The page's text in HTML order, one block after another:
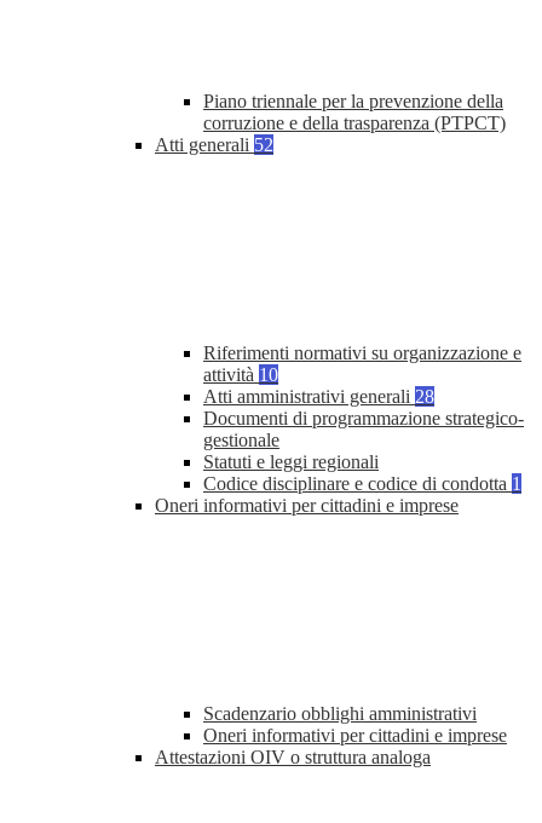
Piano triennale per la prevenzione della
corruzione e della trasparenza (PTPCT)
Atti generali 52
Riferimenti normativi su organizzazione e
attività 10
Atti amministrativi generali 28
Documenti di programmazione strategico-
gestionale
Statuti e leggi regionali
Codice disciplinare e codice di condotta 1
Oneri informativi per cittadini e imprese
Scadenzario obblighi amministrativi
Oneri informativi per cittadini e imprese
Attestazioni OIV o struttura analoga